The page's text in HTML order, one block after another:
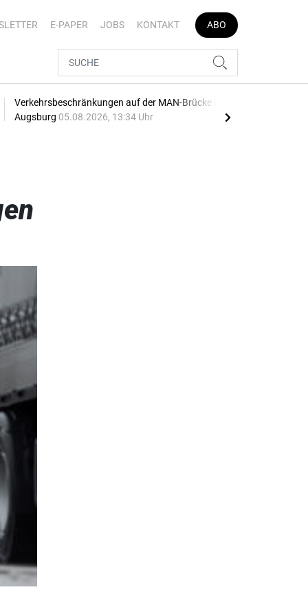
E-PAPER JOBS KONTAKT ABO
Verkehrsbeschränkungen auf der MAN-Brücke in
Augsburg 05.08.2026, 13:34 Uhr